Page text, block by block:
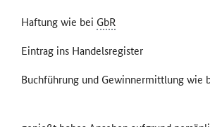
Haftung wie bei GbR
Eintrag ins Handelsregister
Buchführung und Gewinnermittlung wie